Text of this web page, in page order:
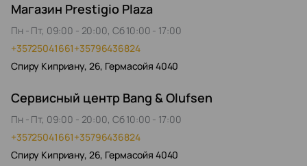
Магазин Prestigio Plaza
Пн - Пт, 09:00 - 20:00, Сб 10:00 - 17:00
+35725041661+35796436824
Спиру Киприану, 26, Гермасойя 4040
Сервисный центр Bang & Olufsen
Пн - Пт, 09:00 - 20:00, Сб 10:00 - 17:00
+35725041661+35796436824
Спиру Киприану, 26, Гермасойя 4040